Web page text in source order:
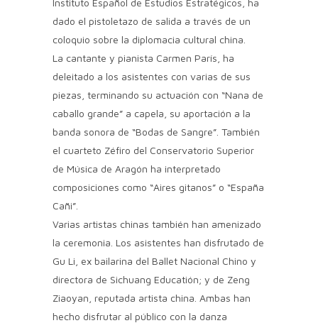
Instituto Español de Estudios Estratégicos, ha
dado el pistoletazo de salida a través de un
coloquio sobre la diplomacia cultural china.
La cantante y pianista Carmen París, ha
deleitado a los asistentes con varias de sus
piezas, terminando su actuación con “Nana de
caballo grande” a capela, su aportación a la
banda sonora de “Bodas de Sangre”. También
el cuarteto Zéfiro del Conservatorio Superior
de Música de Aragón ha interpretado
composiciones como “Aires gitanos” o “España
Cañi”.
Varias artistas chinas también han amenizado
la ceremonia. Los asistentes han disfrutado de
Gu Li, ex bailarina del Ballet Nacional Chino y
directora de Sichuang Educatión; y de Zeng
Ziaoyan, reputada artista china. Ambas han
hecho disfrutar al público con la danza